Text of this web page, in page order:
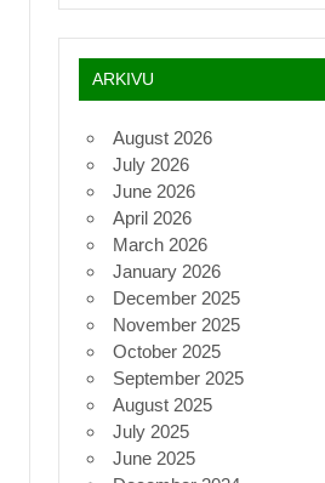
ARKIVU
August 2026
July 2026
June 2026
April 2026
March 2026
January 2026
December 2025
November 2025
October 2025
September 2025
August 2025
July 2025
June 2025